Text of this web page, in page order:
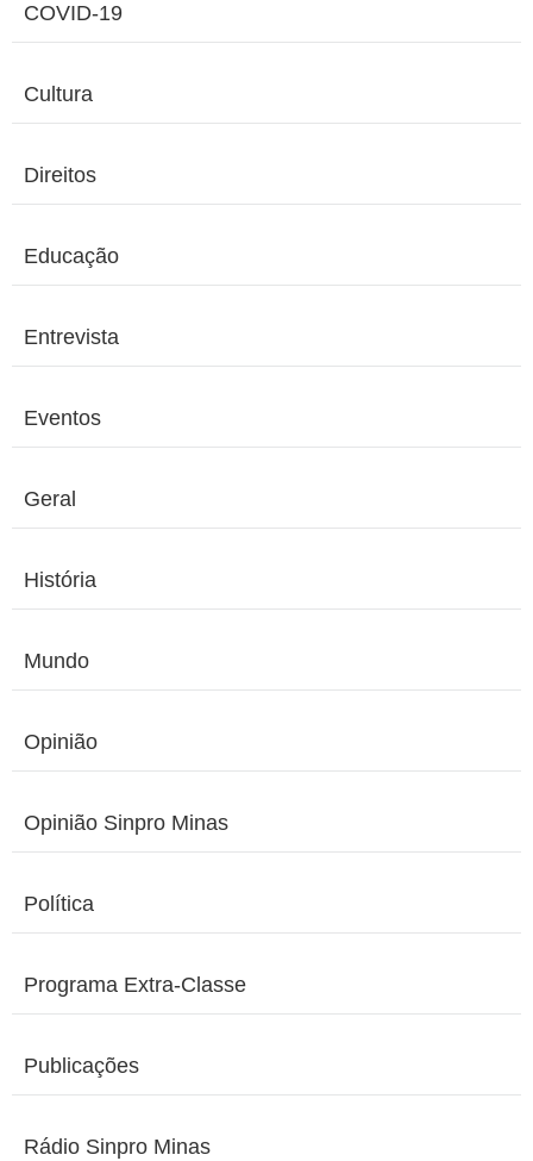
COVID-19
Cultura
Direitos
Educação
Entrevista
Eventos
Geral
História
Mundo
Opinião
Opinião Sinpro Minas
Política
Programa Extra-Classe
Publicações
Rádio Sinpro Minas